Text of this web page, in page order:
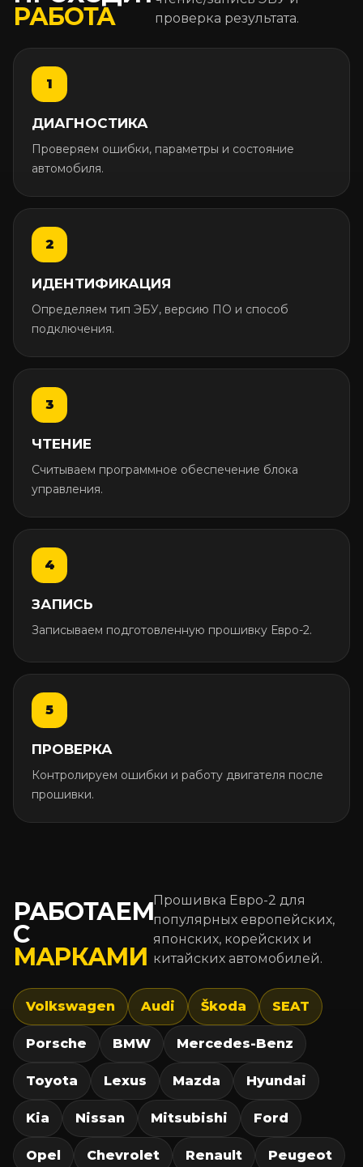
РАБОТА
проверка результата.
ДИАГНОСТИКА
Проверяем ошибки, параметры и состояние
автомобиля.
ИДЕНТИФИКАЦИЯ
Определяем тип ЭБУ, версию ПО и способ
подключения.
ЧТЕНИЕ
Считываем программное обеспечение блока
управления.
ЗАПИСЬ
Записываем подготовленную прошивку Евро-2.
ПРОВЕРКА
Контролируем ошибки и работу двигателя после
прошивки.
РАБОТАЕМ
С
МАРКАМИ
Прошивка Евро-2 для
популярных европейских,
японских, корейских и
китайских автомобилей.
Volkswagen Audi Škoda SEAT
Porsche BMW Mercedes-Benz
Toyota Lexus Mazda Hyundai
Kia Nissan Mitsubishi Ford
Opel Chevrolet Renault Peugeot